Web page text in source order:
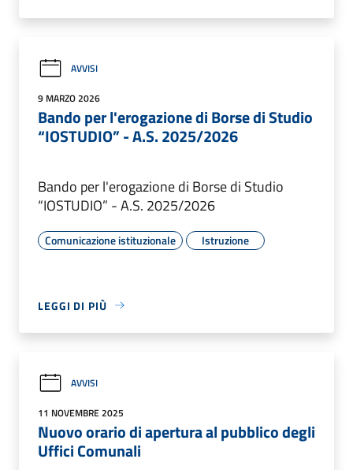
AVVISI
9 MARZO 2026
Bando per l'erogazione di Borse di Studio
“IOSTUDIO” - A.S. 2025/2026
Bando per l'erogazione di Borse di Studio
“IOSTUDIO” - A.S. 2025/2026
Comunicazione istituzionale Istruzione
LEGGI DI PIÙ
AVVISI
11 NOVEMBRE 2025
Nuovo orario di apertura al pubblico degli
Uffici Comunali